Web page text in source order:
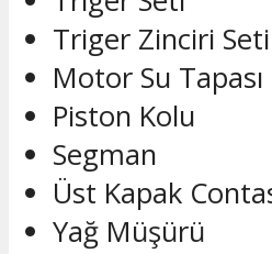
Triger Zinciri Seti
Motor Su Tapası
Piston Kolu
Segman
Üst Kapak
Yağ Müşürü